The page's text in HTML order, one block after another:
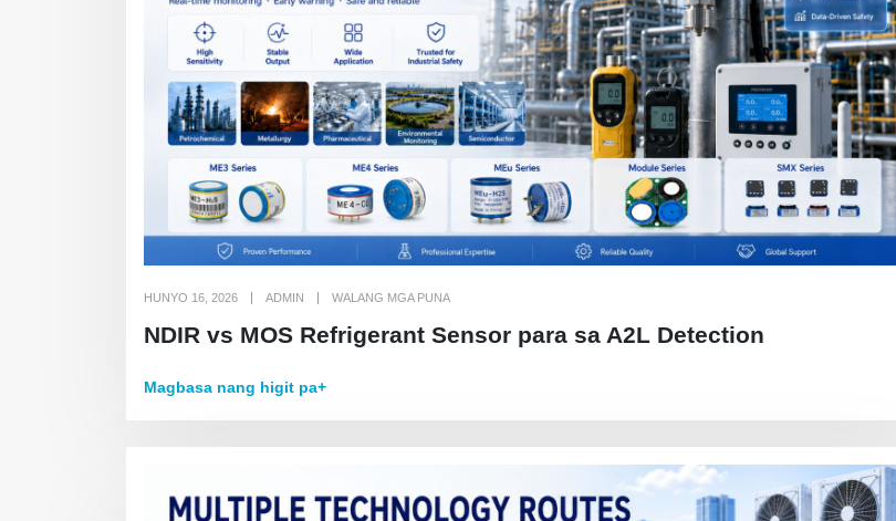
HUNYO 16, 2026 ADMIN WALANG MGA PUNA
NDIR vs MOS Refrigerant Sensor para sa A2L Detection
Magbasa nang higit pa+